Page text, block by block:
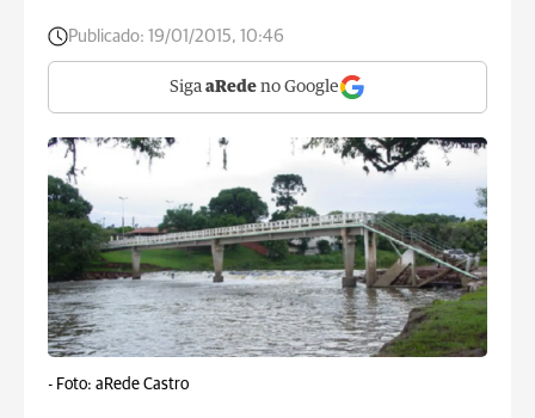
Publicado: 19/01/2015, 10:46
Siga aRede no Google
- Foto: aRede Castro